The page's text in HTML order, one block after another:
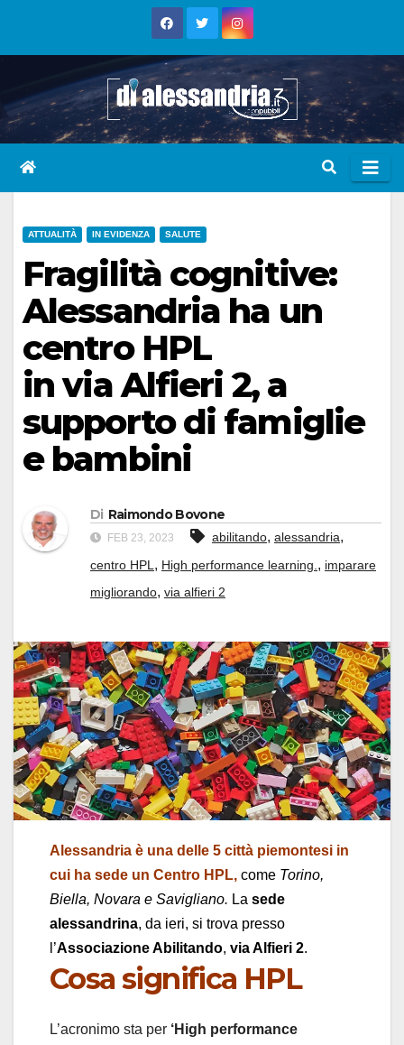
ATTUALITÀ IN EVIDENZA SALUTE
Fragilità cognitive:
Alessandria ha un
centro HPL
in via Alfieri 2, a
supporto di famiglie
e bambini
Di Raimondo Bovone
FEB 23, 2023 abilitando, alessandria,
centro HPL, High performance learning., imparare
migliorando, via alfieri 2
Alessandria è una delle 5 città piemontesi in
cui ha sede un Centro HPL, come Torino,
Biella, Novara e Savigliano. La sede
alessandrina, da ieri, si trova presso
l’Associazione Abilitando, via Alfieri 2.
Cosa significa HPL
L’acronimo sta per ‘High performance